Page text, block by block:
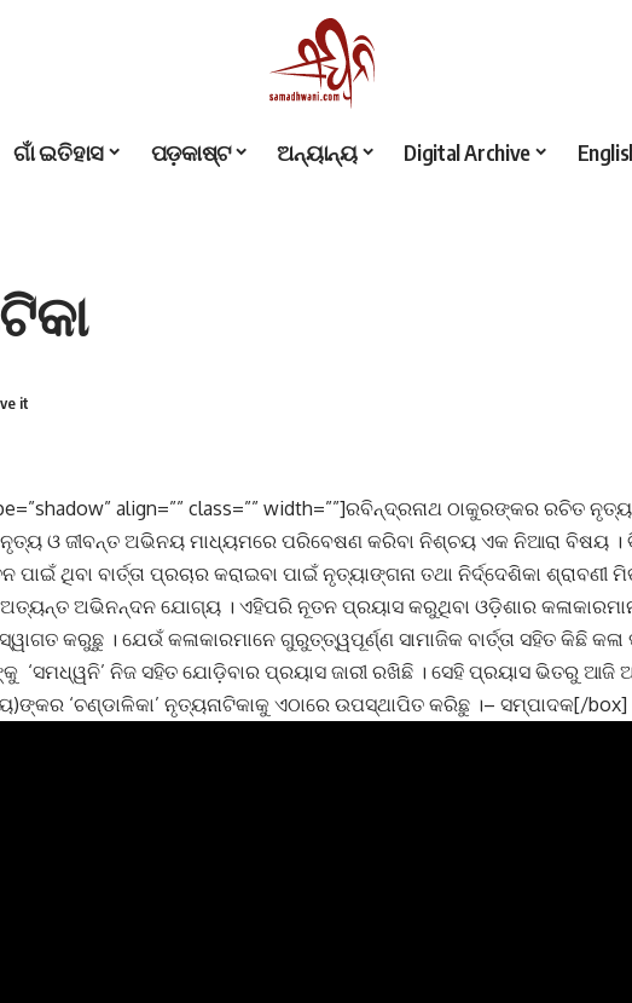
ଗାଁ ଇତିହାସ ପଡ଼କାଷ୍ଟ ଅନ୍ୟାନ୍ୟ Digital Archive
align=”” class=”” width=””]ରବିନ୍ଦ୍ରନାଥ ଠାକୁରଙ୍କର ରଚିତ ନୃତ୍ୟ
ନୃତ୍ୟ ଓ ଜୀବନ୍ତ ଅଭିନୟ ମାଧ୍ୟମରେ ପରିବେଷଣ କରିବା ନିଶ୍ଚୟ ଏକ ନିଆରା ବିଷୟ ।
ପାଇଁ ଥିବା ବାର୍ତ୍ତା ପ୍ରଚାର କରାଇବା ପାଇଁ ନୃତ୍ୟାଙ୍ଗନା ତଥା ନିର୍ଦ୍ଦେଶିକା
ଅଭିନନ୍ଦନ ଯୋଗ୍ୟ । ଏହିପରି ନୂତନ ପ୍ରୟାସ କରୁଥିବା ଓଡ଼ିଶାର
କରୁଛୁ । ଯେଉଁ କଳାକାରମାନେ ଗୁରୁତ୍ତ୍ୱପୂର୍ଣ୍ଣ ସାମାଜିକ ବାର୍ତ୍ତା ସହିତ କିଛି
‘ସମଧ୍ୱନି’ ନିଜ ସହିତ ଯୋଡ଼ିବାର ପ୍ରୟାସ ଜାରୀ ରଖିଛି । ସେହି ପ୍ରୟାସ ଭିତରୁ ଆଜି
‘ଚଣ୍ଡାଳିକା’ ନୃତ୍ୟନାଟିକାକୁ ଏଠାରେ ଉପସ୍ଥାପିତ କରିଛୁ ।– ସମ୍ପାଦକ[/box]